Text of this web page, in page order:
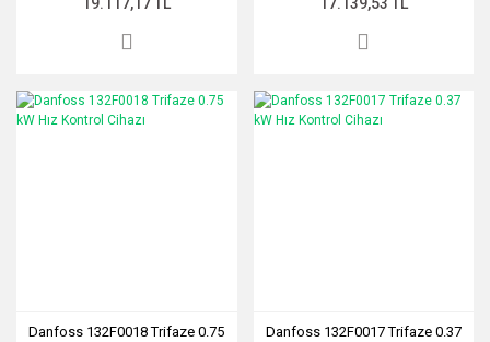
Danfoss 132F0018 Trifaze 0.75
Danfoss 132F0017 Trifaze 0.37